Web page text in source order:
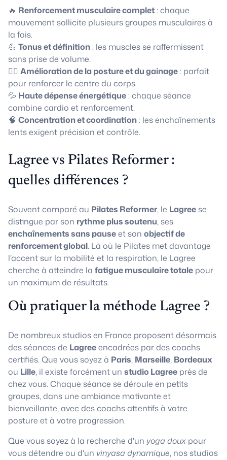
🔥 Renforcement musculaire complet: chaque
mouvement sollicite plusieurs groupes musculaires à
la fois.
💪 Tonus et définition: les muscles se raffermissent
sans prise de volume.
🧘‍♀️ Amélioration de la posture et du gainage: parfait
pour renforcer le centre du corps.
💦 Haute dépense énergétique: chaque séance
combine cardio et renforcement.
🧠 Concentration et coordination: les enchaînements
lents exigent précision et contrôle.
Lagree vs Pilates Reformer :
quelles différences ?
Souvent comparé au Pilates Reformer, le Lagree se
distingue par son rythme plus soutenu, ses
enchaînements sans pauseet son objectif de
renforcement global. Là où le Pilates met davantage
l’accent sur la mobilité et la respiration, le Lagree
cherche à atteindre la fatigue musculaire totale pour
un maximum de résultats.
Où pratiquer la méthode Lagree ?
De nombreux studios en France proposent désormais
des séances de Lagreeencadrées par des coachs
certifiés. Que vous soyez à Paris, Marseille, Bordeaux
ou Lille, il existe forcément un studio Lagree près de
chez vous. Chaque séance se déroule en petits
groupes, dans une ambiance motivante et
bienveillante, avec des coachs attentifs à votre
posture et à votre progression.
Que vous soyez à la recherche d'un yoga doux pour
vous détendre ou d'un vinyasa dynamique, nos studios